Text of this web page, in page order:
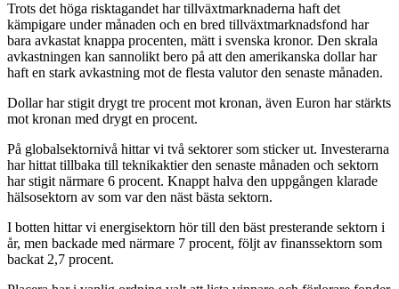
Trots det höga risktagandet har tillväxtmarknaderna haft det
kämpigare under månaden och en bred tillväxtmarknadsfond har
bara avkastat knappa procenten, mätt i svenska kronor. Den skrala
avkastningen kan sannolikt bero på att den amerikanska dollar har
haft en stark avkastning mot de flesta valutor den senaste månaden.
Dollar har stigit drygt tre procent mot kronan, även Euron har stärkts
mot kronan med drygt en procent.
På globalsektornivå hittar vi två sektorer som sticker ut. Investerarna
har hittat tillbaka till teknikaktier den senaste månaden och sektorn
har stigit närmare 6 procent. Knappt halva den uppgången klarade
hälsosektorn av som var den näst bästa sektorn.
I botten hittar vi energisektorn hör till den bäst presterande sektorn i
år, men backade med närmare 7 procent, följt av finanssektorn som
backat 2,7 procent.